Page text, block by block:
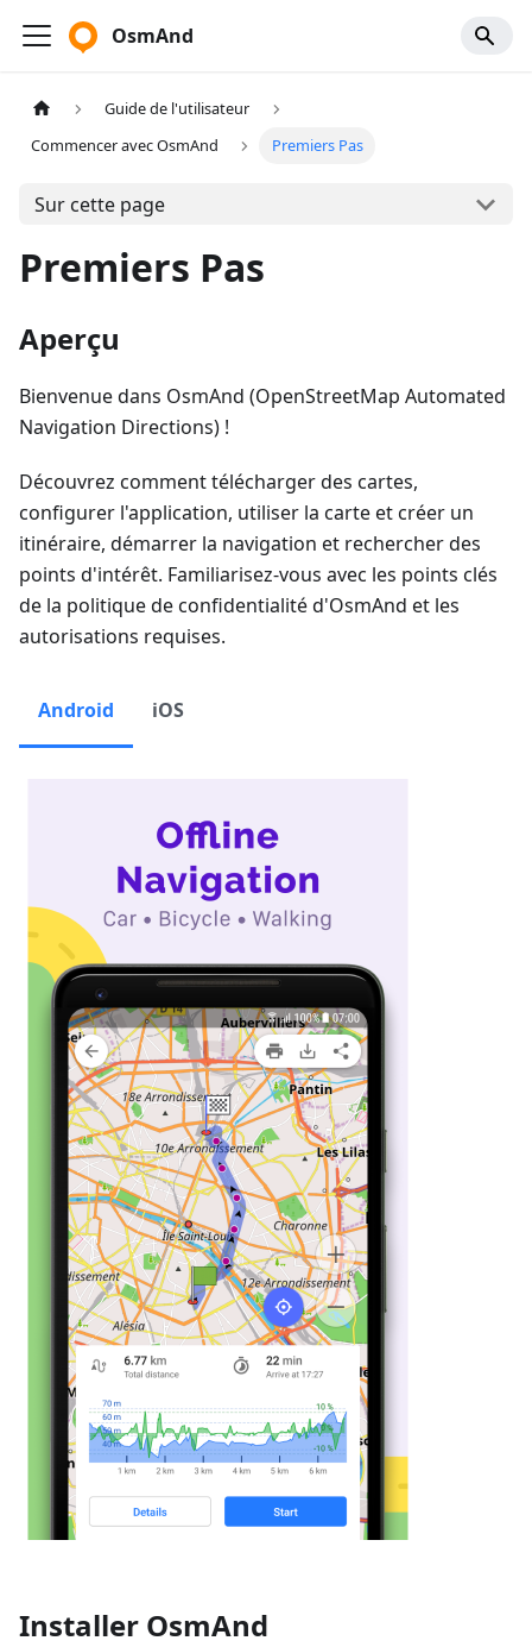
OsmAnd
Guide de l'utilisateur
Commencer avec OsmAnd
Premiers Pas
Sur cette page
Premiers Pas
Aperçu
Bienvenue dans OsmAnd (OpenStreetMap Automated
Navigation Directions) !
Découvrez comment télécharger des cartes,
configurer l'application, utiliser la carte et créer un
itinéraire, démarrer la navigation et rechercher des
points d'intérêt. Familiarisez-vous avec les points clés
de la politique de confidentialité d'OsmAnd et les
autorisations requises.
Android iOS
Installer OsmAnd